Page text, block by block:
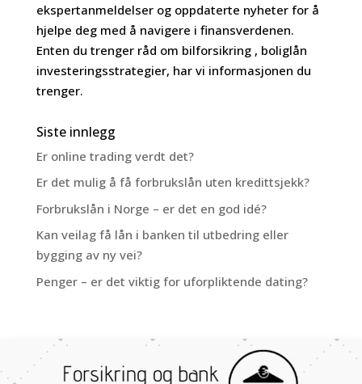
ekspertanmeldelser og oppdaterte nyheter for å
hjelpe deg med å navigere i finansverdenen.
Enten du trenger råd om bilforsikring , boliglån
investeringsstrategier, har vi informasjonen du
trenger.
Siste innlegg
Er online trading verdt det?
Er det mulig å få forbrukslån uten kredittsjekk?
Forbrukslån i Norge – er det en god idé?
Kan veilag få lån i banken til utbedring eller
bygging av ny vei?
Penger – er det viktig for uforpliktende dating?